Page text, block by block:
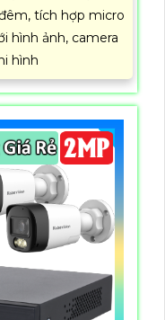
tích hợp micro
hình ảnh, camera
hình